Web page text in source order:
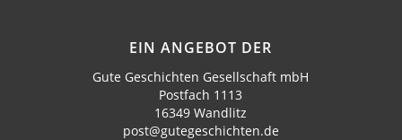
EIN ANGEBOT DER
Gute Geschichten Gesellschaft mbH
Postfach 1113
16349 Wandlitz
post@gutegeschichten.de